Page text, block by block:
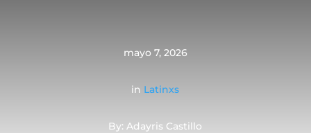
mayo 7, 2026
in Latinxs
By: Adayris Castillo